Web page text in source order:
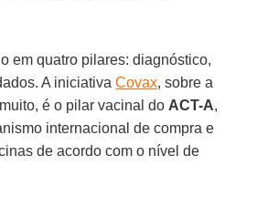
em quatro pilares: diagnóstico,
A iniciativaCovax, sobre a
é o pilar vacinal do ACT-A,
internacional de compra e
de acordo com o nível de